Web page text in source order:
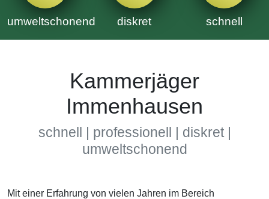
umweltschonend diskret schnell
Kammerjäger
Immenhausen
schnell | professionell | diskret |
umweltschonend
Mit einer Erfahrung von vielen Jahren im Bereich